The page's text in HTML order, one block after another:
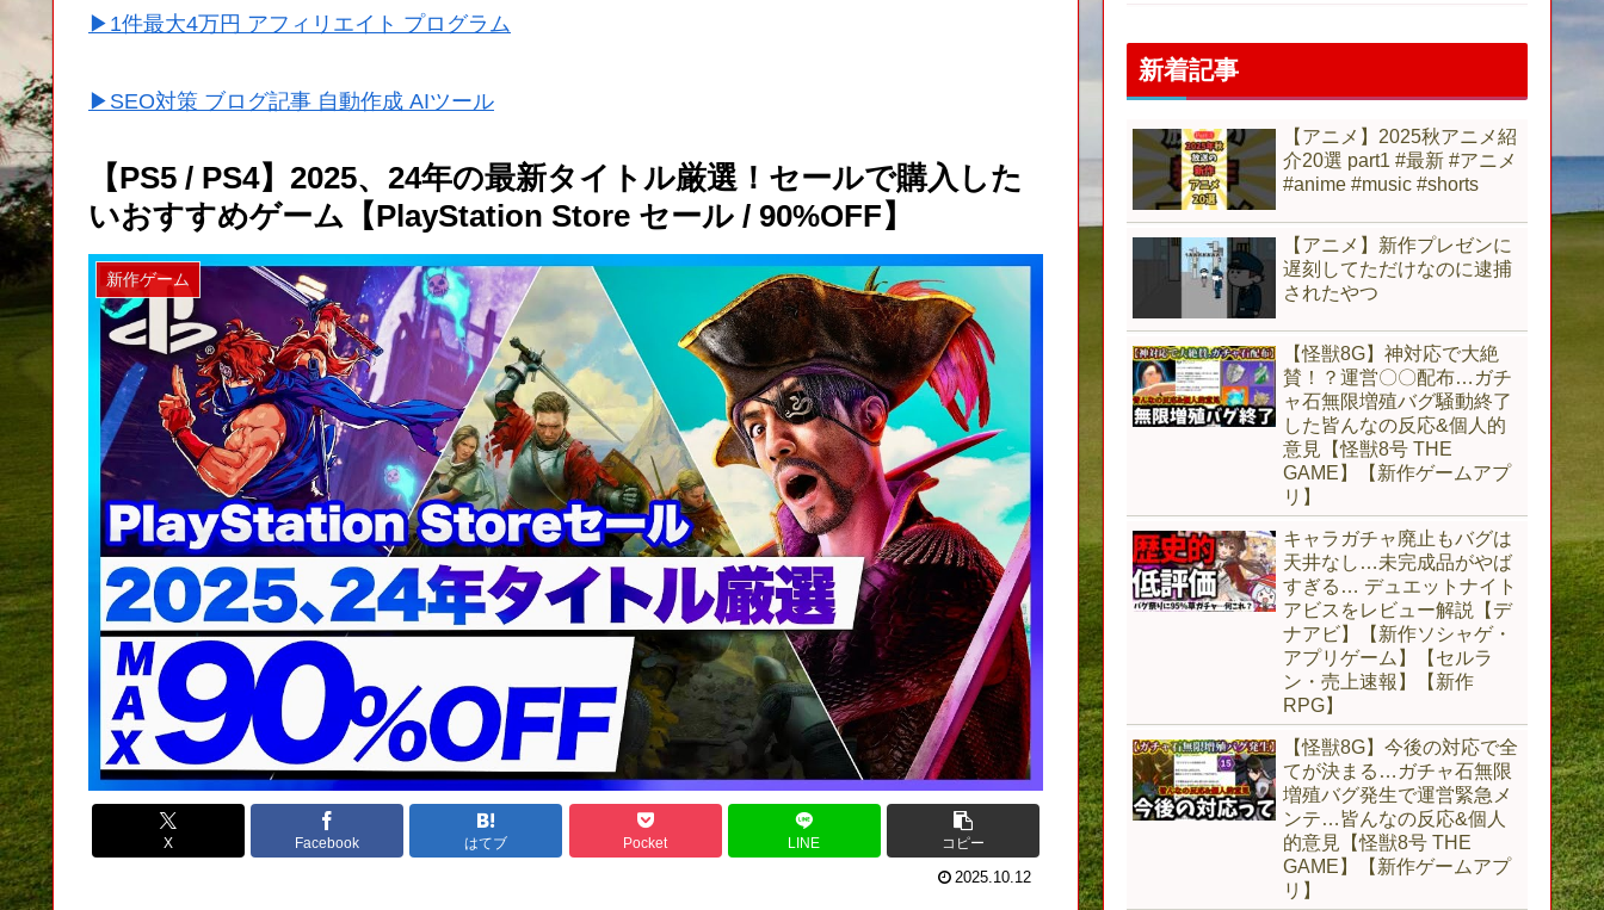
▶1件最大4万円 アフィリエイト プログラム
▶SEO対策 ブログ記事 自動作成 AIツール
【PS5 / PS4】2025、24年の最新タイトル厳選！セールで購入した
いおすすめゲーム【PlayStation Store セール / 90%OFF】
新作ゲーム
X Facebook はてブ Pocket LINE コピー
2025.10.12
新着記事
【アニメ】2025秋アニメ紹
介20選 part1 #最新 #アニメ
#anime #music #shorts
【アニメ】新作プレゼンに
遅刻してただけなのに逮捕
されたやつ
【怪獣8G】神対応で大絶
賛！？運営〇〇配布…ガチ
ャ石無限増殖バグ騒動終了
した皆んなの反応&個人的
意見【怪獣8号 THE
GAME】【新作ゲームアプ
リ】
キャラガチャ廃止もバグは
天井なし…未完成品がやば
すぎる… デュエットナイト
アビスをレビュー解説【デ
ナアビ】【新作ソシャゲ・
アプリゲーム】【セルラ
ン・売上速報】【新作
RPG】
【怪獣8G】今後の対応で全
てが決まる…ガチャ石無限
増殖バグ発生で運営緊急メ
ンテ…皆んなの反応&個人
的意見【怪獣8号 THE
GAME】【新作ゲームアプ
リ】